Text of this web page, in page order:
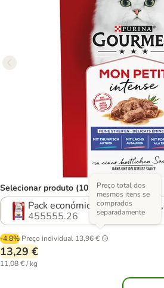
Selecionar produto (10 opções)
Pack económico: Atum,
455555.26
-4.8% Preço individual 13,96 €
Preço total dos
mesmos itens se
comprados
separadamente
13,29 €
11,08 € / kg